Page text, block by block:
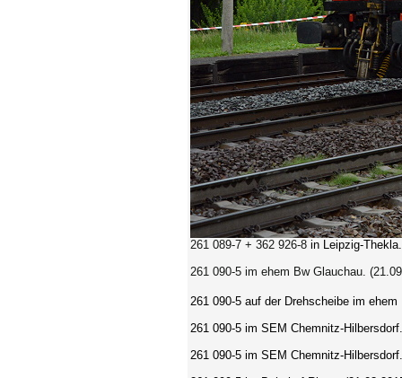
261 089-7 + 362 926-8 in Leipzig-
261 090-5 im ehem Bw Glauchau.
261 090-5 auf der Drehscheibe im
261 090-5 im SEM Chemnitz-
261 090-5 im SEM Chemnitz-